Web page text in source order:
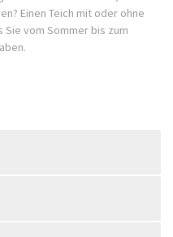
Einen Teich mit oder ohne
Sie vom Sommer bis zum